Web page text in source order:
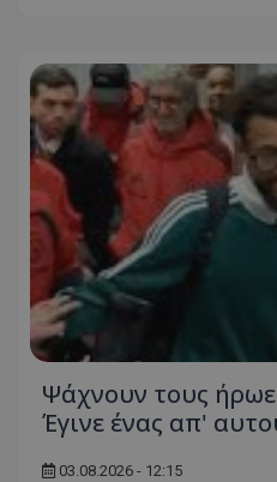
Ψάχνουν τους
Έγινε ένας απ'
03.08.2026 - 12:15